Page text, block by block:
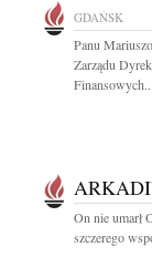
GDAŃSK
Panu
Zarządu
On nie umarł
szczerego